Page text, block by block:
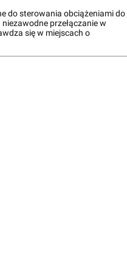
do sterowania obciążeniami do
przełączanie w
się w miejscach o